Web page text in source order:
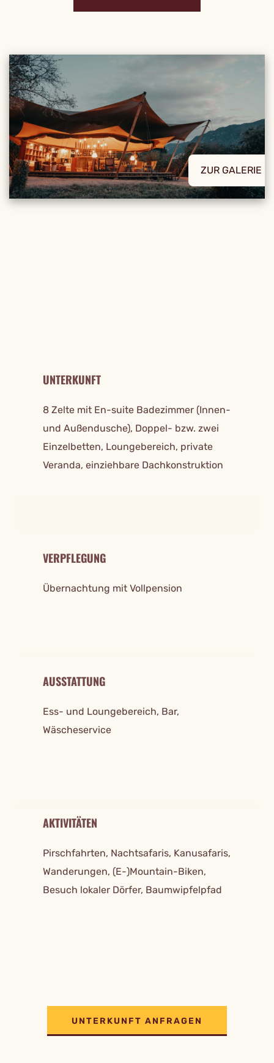
ZUR GALERIE
UNTERKUNFT
8 Zelte mit En-suite Badezimmer (Innen-
und Außendusche), Doppel- bzw. zwei
Einzelbetten, Loungebereich, private
Veranda, einziehbare Dachkonstruktion
VERPFLEGUNG
Übernachtung mit Vollpension
AUSSTATTUNG
Ess- und Loungebereich, Bar,
Wäscheservice
AKTIVITÄTEN
Pirschfahrten, Nachtsafaris, Kanusafaris,
Wanderungen, (E-)Mountain-Biken,
Besuch lokaler Dörfer, Baumwipfelpfad
UNTERKUNFT ANFRAGEN